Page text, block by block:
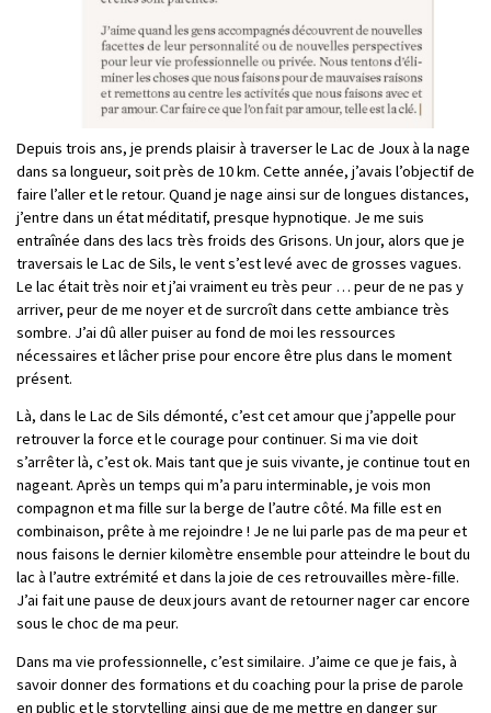
Depuis trois ans, je prends plaisir à traverser le Lac de Joux à la nage
dans sa longueur, soit près de 10 km. Cette année, j’avais l’objectif de
faire l’aller et le retour. Quand je nage ainsi sur de longues distances,
j’entre dans un état méditatif, presque hypnotique. Je me suis
entraînée dans des lacs très froids des Grisons. Un jour, alors que je
traversais le Lac de Sils, le vent s’est levé avec de grosses vagues.
Le lac était très noir et j’ai vraiment eu très peur … peur de ne pas y
arriver, peur de me noyer et de surcroît dans cette ambiance très
sombre. J’ai dû aller puiser au fond de moi les ressources
nécessaires et lâcher prise pour encore être plus dans le moment
présent.
Là, dans le Lac de Sils démonté, c’est cet amour que j’appelle pour
retrouver la force et le courage pour continuer. Si ma vie doit
s’arrêter là, c’est ok. Mais tant que je suis vivante, je continue tout en
nageant. Après un temps qui m’a paru interminable, je vois mon
compagnon et ma fille sur la berge de l’autre côté. Ma fille est en
combinaison, prête à me rejoindre ! Je ne lui parle pas de ma peur et
nous faisons le dernier kilomètre ensemble pour atteindre le bout du
lac à l’autre extrémité et dans la joie de ces retrouvailles mère-fille.
J’ai fait une pause de deux jours avant de retourner nager car encore
sous le choc de ma peur.
Dans ma vie professionnelle, c’est similaire. J’aime ce que je fais, à
savoir donner des formations et du coaching pour la prise de parole
en public et le storytelling ainsi que de me mettre en danger sur